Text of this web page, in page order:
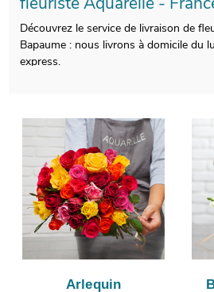
Découvrez le service de livraison de
Bapaume : nous livrons à domicile du
express.
qualitative à la fois. On procèdera
de votre composition florale, avec un
viendra la prise d’une photo de
ensuite parvenir cette image par e-
vous puissiez vous assurer que le
identique à celui que vous avez
lancé. Personnalisez votre cadeau
message de votre choix.
Arlequin